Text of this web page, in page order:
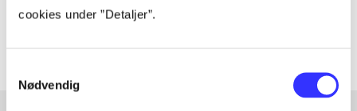
cookies under ”Detaljer”.
Nødvendig
Artiklerne ihandler ofte om